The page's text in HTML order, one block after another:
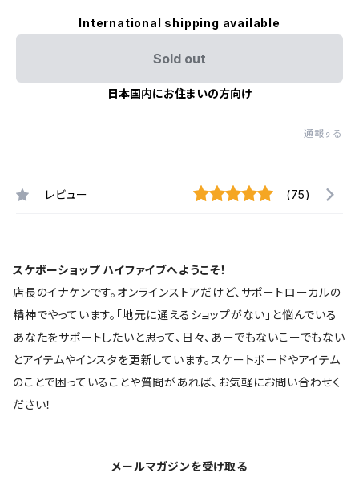
International shipping available
Sold out
日本国内にお住まいの方向け
通報する
レビュー (75)
スケボーショップ ハイファイブへようこそ！
店長のイナケンです。オンラインストアだけど、サポートローカルの
精神でやっています。「地元に通えるショップがない」と悩んでいる
あなたをサポートしたいと思って、日々、あーでもないこーでもない
とアイテムやインスタを更新しています。スケートボードやアイテム
のことで困っていることや質問があれば、お気軽にお問い合わせく
ださい！
メールマガジンを受け取る